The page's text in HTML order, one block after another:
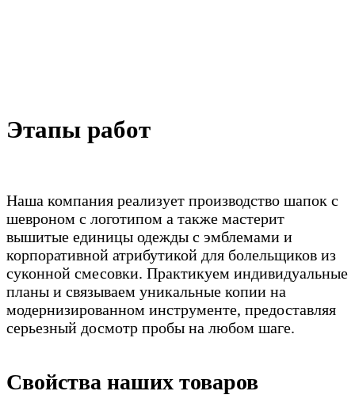
Этапы работ
Наша компания реализует производство шапок с
шевроном с логотипом а также мастерит
вышитые единицы одежды с эмблемами и
корпоративной атрибутикой для болельщиков из
суконной смесовки. Практикуем индивидуальные
планы и связываем уникальные копии на
модернизированном инструменте, предоставляя
серьезный досмотр пробы на любом шаге.
Свойства наших товаров